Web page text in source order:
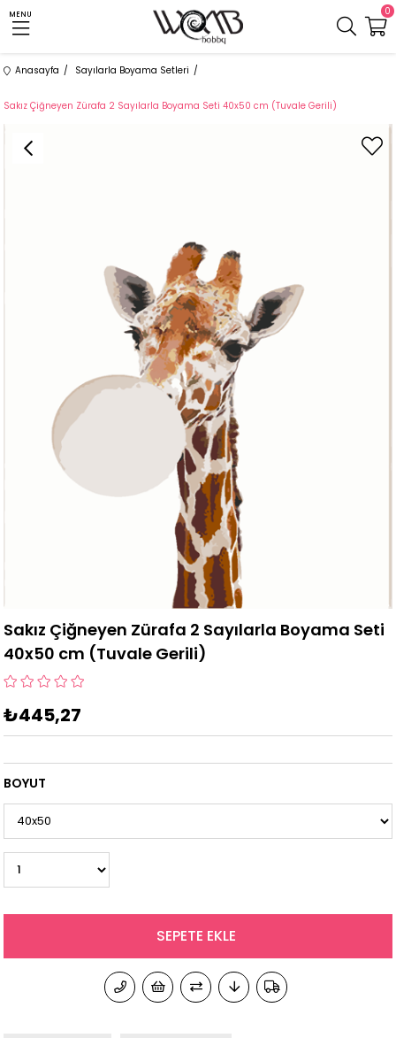
MENU 0
Anasayfa Sayılarla Boyama Setleri
Sakız Çiğneyen Zürafa 2 Sayılarla Boyama Seti 40x50 cm (Tuvale Gerili)
Sakız Çiğneyen Zürafa 2 Sayılarla Boyama Seti
40x50 cm (Tuvale Gerili)
₺445,27
BOYUT